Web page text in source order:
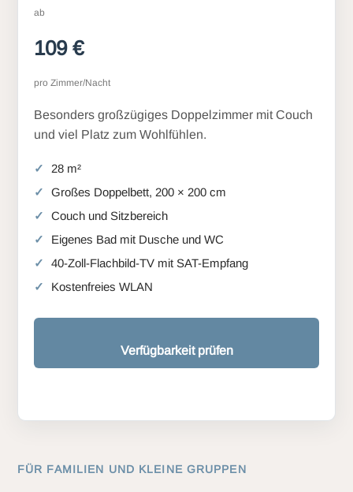
ab
109 €
pro Zimmer/Nacht
Besonders großzügiges Doppelzimmer mit Couch
und viel Platz zum Wohlfühlen.
28 m²
Großes Doppelbett, 200 × 200 cm
Couch und Sitzbereich
Eigenes Bad mit Dusche und WC
40-Zoll-Flachbild-TV mit SAT-Empfang
Kostenfreies WLAN
Verfügbarkeit prüfen
FÜR FAMILIEN UND KLEINE GRUPPEN